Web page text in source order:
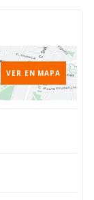
VER EN MAPA